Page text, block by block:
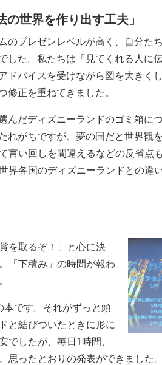
世界を作り出す工夫」
のプレゼンレベルが高く、自分た
した。私たちは「見てくれる人に
ドバイスを受けながら図を大きく
修正を重ねてきました。
んだディズニーランドのゴミ箱に
れがちですが、夢の国だと世界観
言い回しを間違えるなどの反省点
界各国のディズニーランドとの違
を取るぞ！」と心に決
「下積み」の時間が報わ
です。それがずっと頭
と結びついたときに形に
したが、毎日1時間、
思ったとおりの発表ができました